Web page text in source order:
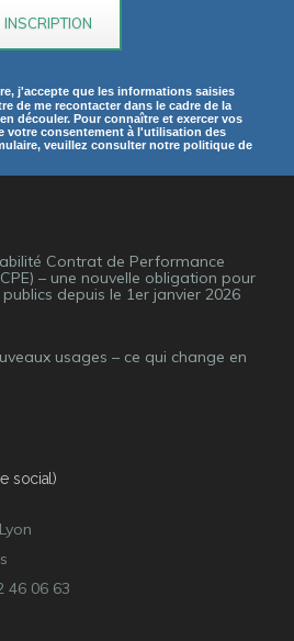
j'accepte que les informations saisies
de me recontacter dans le cadre de la
découler. Pour connaître et exercer vos
votre consentement à l'utilisation des
veuillez consulter notre politique de
Contrat de Performance
– une nouvelle obligation pour
depuis le 1er janvier 2026
usages – ce qui change en
social)
46 06 63